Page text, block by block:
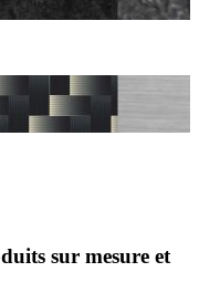
sur mesure et